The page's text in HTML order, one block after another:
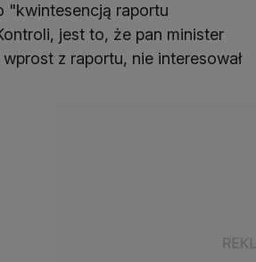
"kwintesencją raportu
jest to, że pan minister
z raportu, nie interesował